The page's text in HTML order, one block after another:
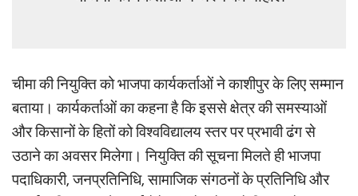
चीमा की नियुक्ति को भाजपा कार्यकर्ताओं ने काशीपुर के लिए सम्मान
बताया। कार्यकर्ताओं का कहना है कि इससे क्षेत्र की समस्याओं
और किसानों के हितों को विश्वविद्यालय स्तर पर प्रभावी ढंग से
उठाने का अवसर मिलेगा। नियुक्ति की सूचना मिलते ही भाजपा
पदाधिकारी, जनप्रतिनिधि, सामाजिक संगठनों के प्रतिनिधि और